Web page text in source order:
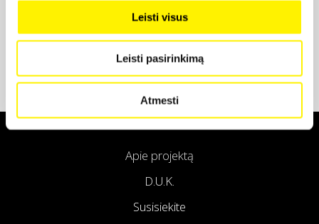
Leisti visus
Leisti pasirinkimą
Atmesti
Apie projektą
D.U.K.
Susisiekite